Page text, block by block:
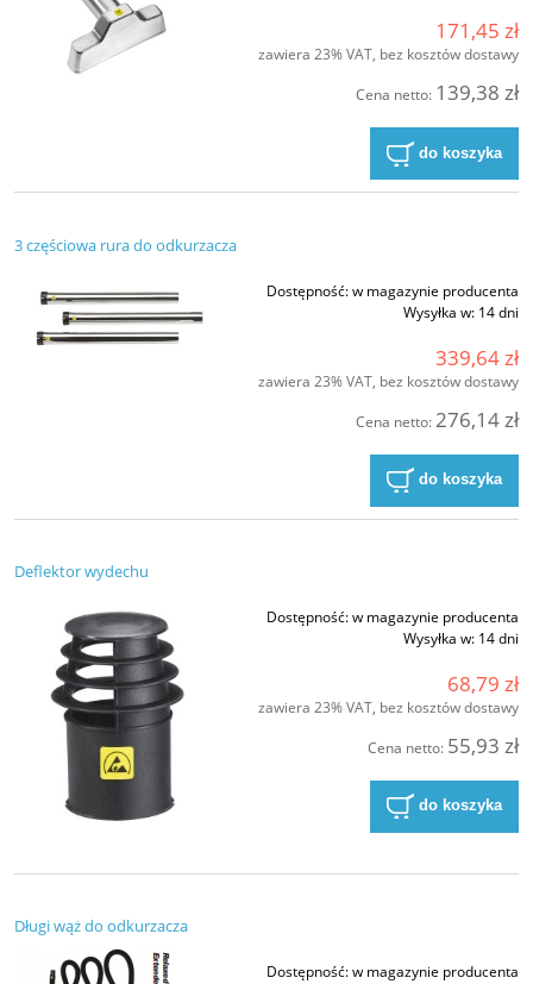
171,45 zł
zawiera 23% VAT, bez kosztów dostawy
Cena netto: 139,38 zł
do koszyka
3 częściowa rura do odkurzacza
Dostępność:w magazynie producenta
Wysyłka w: 14 dni
339,64 zł
zawiera 23% VAT, bez kosztów dostawy
Cena netto:276,14 zł
do koszyka
Deflektor wydechu
Dostępność:w magazynie producenta
Wysyłka w: 14 dni
68,79 zł
zawiera 23% VAT, bez kosztów dostawy
Cena netto: 55,93 zł
do koszyka
Długi wąż do odkurzacza
Dostępność:w magazynie producenta